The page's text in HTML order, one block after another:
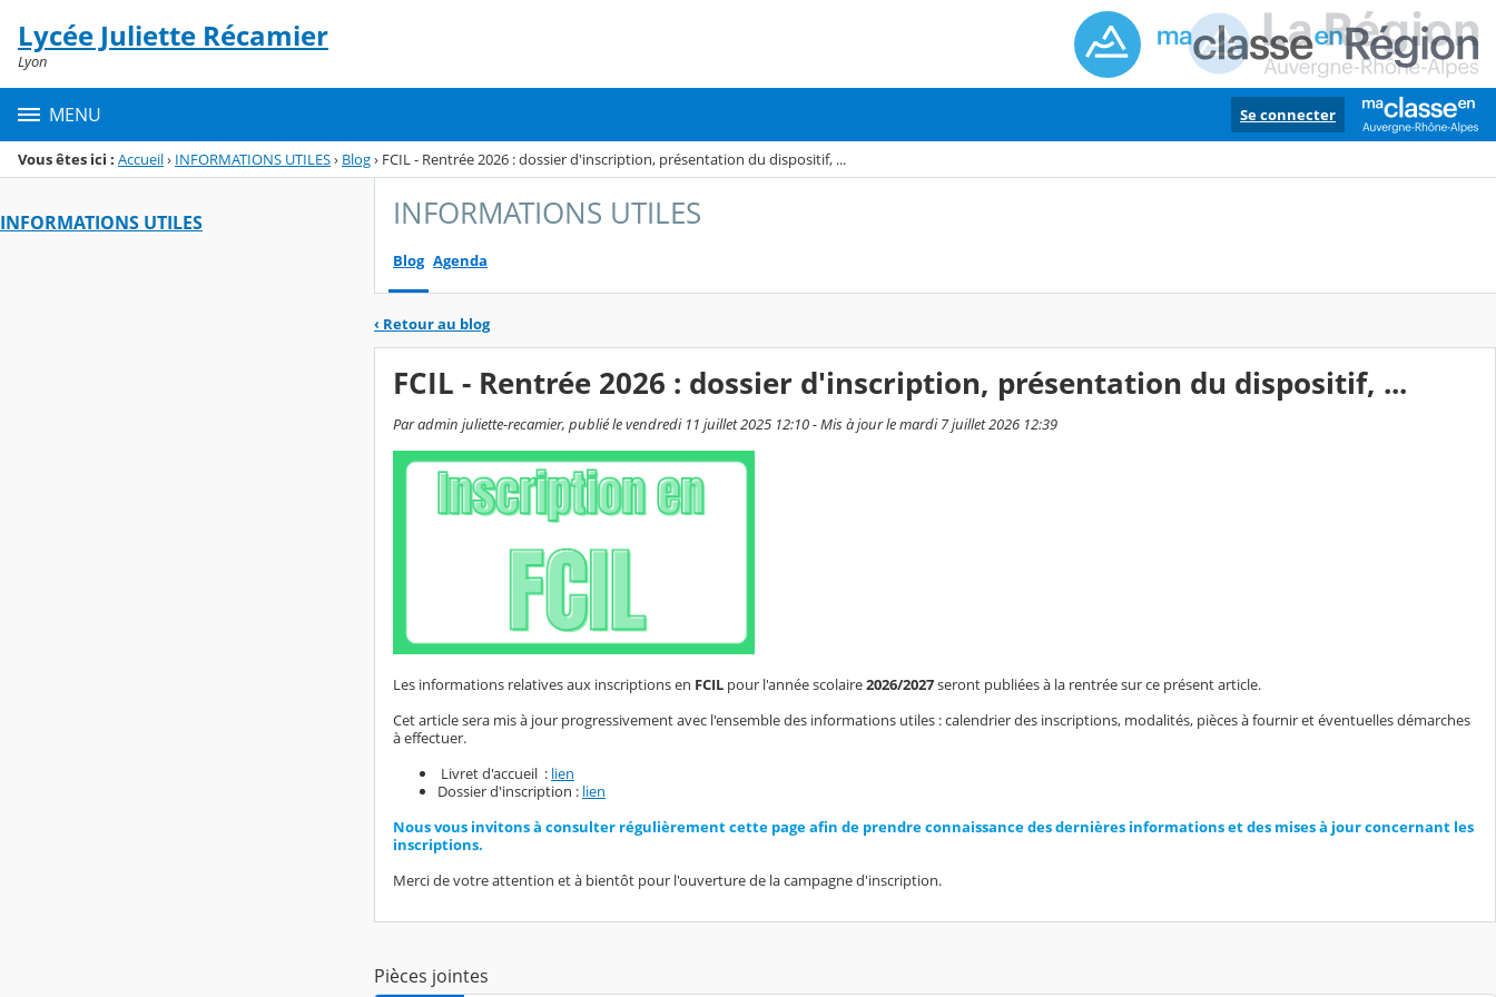
Menu de la rubrique
Contenu
Lycée Juliette Récamier
Lyon
MENU Se connecter
Vous êtes ici : Accueil› INFORMATIONS UTILES› Blog› FCIL - Rentrée 2026 : dossier d'inscription, présentation du dispositif, ...
INFORMATIONS UTILES INFORMATIONS UTILES
Blog Agenda
‹ Retour au blog
FCIL - Rentrée 2026 : dossier d'inscription, présentation du dispositif, ...
Par admin juliette-recamier, publié le vendredi 11 juillet 2025 12:10 - Mis à jour le mardi 7 juillet 2026 12:39
Les informations relatives aux inscriptions en FCIL pour l'année scolaire2026/2027seront publiées à la rentrée sur ce présent article.
Cet article sera mis à jour progressivement avec l'ensemble des informations utiles : calendrier des inscriptions, modalités, pièces à fournir et éventuelles démarches
à effectuer.
Livret d'accueil : lien
Dossier d'inscription : lien
Nous vous invitons à consulter régulièrement cette page afin de prendre connaissance des dernières informations et des mises à jour concernant les
inscriptions.
Merci de votre attention et à bientôt pour l'ouverture de la campagne d'inscription.
Pièces jointes